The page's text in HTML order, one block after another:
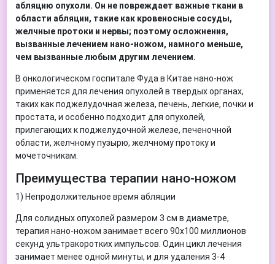
абляцию опухоли. Он не повреждает важные ткани в
области абляции, такие как кровеносные сосуды,
желчные протоки и нервы; поэтому осложнения,
вызванные лечением нано-ножом, намного меньше,
чем вызванные любым другим лечением.
В онкологическом госпитале Фуда в Китае нано-нож
применяется для лечения опухолей в твердых органах,
таких как поджелудочная железа, печень, легкие, почки и
простата, и особенно подходит для опухолей,
прилегающих к поджелудочной железе, печеночной
области, желчному пузырю, желчному протоку и
мочеточникам.
Преимущества терапии нано-ножом
1) Непродолжительное время абляции
Для солидных опухолей размером 3 см в диаметре,
терапия нано-ножом занимает всего 90x100 миллионов
секунд ультракоротких импульсов. Один цикл лечения
занимает менее одной минуты, и для удаления 3-4